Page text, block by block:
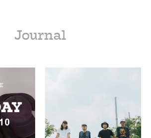
Journal